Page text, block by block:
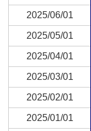
2025/06/01
2025/05/01
2025/04/01
2025/03/01
2025/02/01
2025/01/01
2025/06/01
2025/05/01
2025/04/01
2025/03/01
2025/02/01
2025/01/01